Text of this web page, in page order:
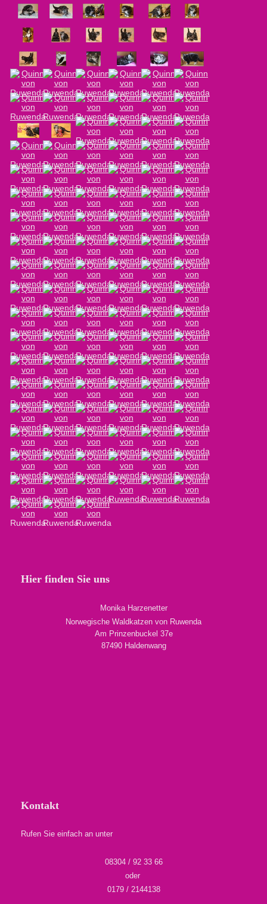
Hier finden Sie uns
Monika Harzenetter
Norwegische Waldkatzen von Ruwenda
Am Prinzenbuckel 37e
87490 Haldenwang
Kontakt
Rufen Sie einfach an unter
08304 / 92 33 66
oder
0179 / 2144138